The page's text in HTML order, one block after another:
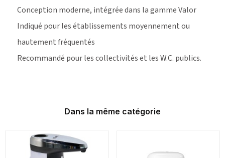
Conception moderne, intégrée dans la gamme Valor
Indiqué pour les établissements moyennement ou
hautement fréquentés
Recommandé pour les collectivités et les W.C. publics.
Dans la même catégorie